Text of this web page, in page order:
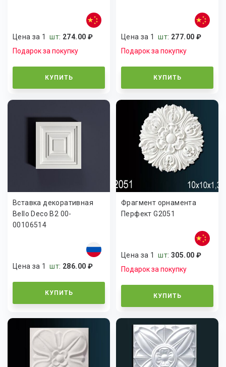
Цена за 1шт: 274.00 ₽
Подарок за покупку
КУПИТЬ
Цена за 1шт: 277.00 ₽
Подарок за покупку
КУПИТЬ
Вставка декоративная
Bello Deco В2 00-
00106514
Цена за 1шт: 286.00 ₽
КУПИТЬ
Фрагмент орнамента
Перфект G2051
Цена за 1шт:305.00 ₽
Подарок за покупку
КУПИТЬ